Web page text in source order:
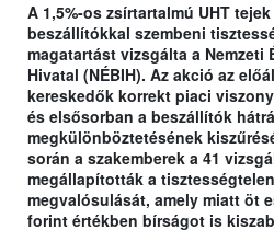
A 1,5%-os zsírtartalmú UHT
beszállítókkal szembeni
magatartást vizsgálta a Nemzeti
Hivatal (NÉBIH). Az akció az
kereskedők korrekt piaci
és elsősorban a beszállítók
megkülönböztetésének
során a szakemberek a 41
megállapították a
megvalósulását, amely miatt öt
forint értékben bírságot is